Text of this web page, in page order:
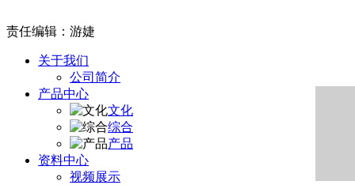
责任编辑：游婕
关于我们
公司简介
产品中心
文化
综合
产品
资料中心
视频展示